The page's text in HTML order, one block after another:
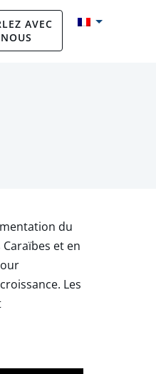
AVEC
NOUS
du
et en
Les